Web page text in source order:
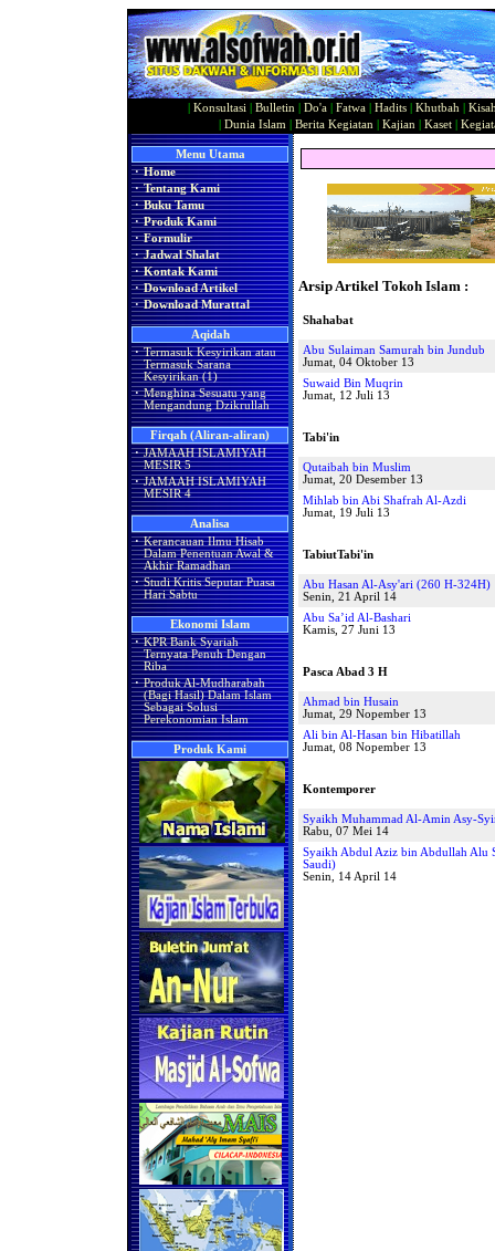
Konsultasi Bulletin Do'a Fatwa Hadits Khutbah
Dunia Islam Berita Kegiatan Kajian Kaset|
Menu Utama
· Home
· Tentang Kami
· Buku Tamu
· Produk Kami
· Formulir
· Jadwal Shalat
· Kontak Kami
· Download Artikel
· Download Murattal
Aqidah
· Termasuk Kesyirikan atau
Termasuk Sarana
Kesyirikan (1)
· Menghina Sesuatu yang
Mengandung Dzikrullah
Firqah (Aliran-aliran)
· JAMAAH ISLAMIYAH
MESIR 5
· JAMAAH ISLAMIYAH
MESIR 4
Analisa
· Kerancauan Ilmu Hisab
Dalam Penentuan Awal &
Akhir Ramadhan
· Studi Kritis Seputar Puasa
Hari Sabtu
Ekonomi Islam
· KPR Bank Syariah
Ternyata Penuh Dengan
Riba
· Produk Al-Mudharabah
(Bagi Hasil) Dalam Islam
Sebagai Solusi
Perekonomian Islam
Produk Kami
Arsip Artikel Tokoh Islam :
Shahabat
Abu Sulaiman Samurah bin Jundub
Jumat, 04 Oktober 13
Suwaid Bin Muqrin
Jumat, 12 Juli 13
Tabi'in
Qutaibah bin Muslim
Jumat, 20 Desember 13
Mihlab bin Abi Shafrah Al-Azdi
Jumat, 19 Juli 13
TabiutTabi'in
Abu Hasan Al-Asy'ari (260 H-324H)
Senin, 21 April 14
Abu Sa’id Al-Bashari
Kamis, 27 Juni 13
Pasca Abad 3 H
Ahmad bin Husain
Jumat, 29 Nopember 13
Ali bin Al-Hasan bin Hibatillah
Jumat, 08 Nopember 13
Kontemporer
Syaikh Muhammad Al-Amin Asy-
Rabu, 07 Mei 14
Syaikh Abdul Aziz bin Abdullah Alu
Saudi)
Senin, 14 April 14